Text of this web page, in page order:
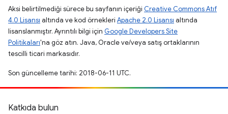
Aksi belirtilmediği sürece bu sayfanın içeriği Creative Commons Atıf
4.0 Lisansı altında ve kod örnekleri Apache 2.0 Lisansı altında
lisanslanmıştır. Ayrıntılı bilgi için Google Developers Site
Politikaları'na göz atın. Java, Oracle ve/veya satış ortaklarının
tescilli ticari markasıdır.
Son güncelleme tarihi: 2018-06-11 UTC.
Katkıda bulun